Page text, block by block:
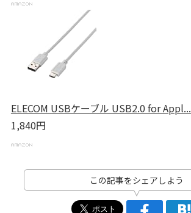
ELECOM USBケーブル USB2.0 for Appl...
1,840円
この記事をシェアしよう